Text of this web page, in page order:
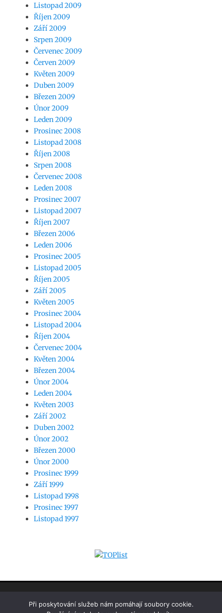
Listopad 2009
Říjen 2009
Září 2009
Srpen 2009
Červenec 2009
Červen 2009
Květen 2009
Duben 2009
Březen 2009
Únor 2009
Leden 2009
Prosinec 2008
Listopad 2008
Říjen 2008
Srpen 2008
Červenec 2008
Leden 2008
Prosinec 2007
Listopad 2007
Říjen 2007
Březen 2006
Leden 2006
Prosinec 2005
Listopad 2005
Říjen 2005
Září 2005
Květen 2005
Prosinec 2004
Listopad 2004
Říjen 2004
Červenec 2004
Květen 2004
Březen 2004
Únor 2004
Leden 2004
Květen 2003
Září 2002
Duben 2002
Únor 2002
Březen 2000
Únor 2000
Prosinec 1999
Září 1999
Listopad 1998
Prosinec 1997
Listopad 1997
Při poskytování služeb nám pomáhají soubory cookie.